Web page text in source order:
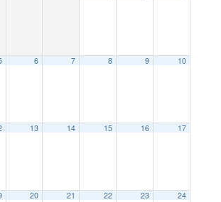
6 7 8 9 10
13 14 15 16 17
20 21 22 23 24